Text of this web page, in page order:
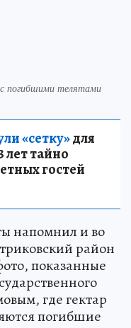
погибшими телятами
«сетку»для
лет тайно
гостей
напомнил и во
район
показанные
где гектар
погибшие